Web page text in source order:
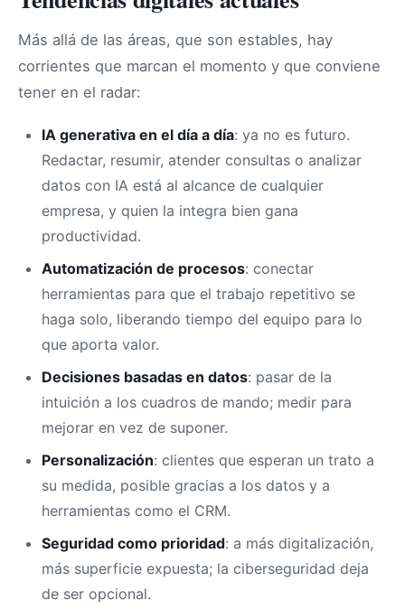
Más allá de las áreas, que son estables, hay
corrientes que marcan el momento y que conviene
tener en el radar:
IA generativa en el día a día: ya no es futuro.
Redactar, resumir, atender consultas o analizar
datos con IA está al alcance de cualquier
empresa, y quien la integra bien gana
productividad.
Automatización de procesos: conectar
herramientas para que el trabajo repetitivo se
haga solo, liberando tiempo del equipo para lo
que aporta valor.
Decisiones basadas en datos: pasar de la
intuición a los cuadros de mando; medir para
mejorar en vez de suponer.
Personalización: clientes que esperan un trato a
su medida, posible gracias a los datos y a
herramientas como el CRM.
Seguridad como prioridad: a más digitalización,
más superficie expuesta; la ciberseguridad deja
de ser opcional.